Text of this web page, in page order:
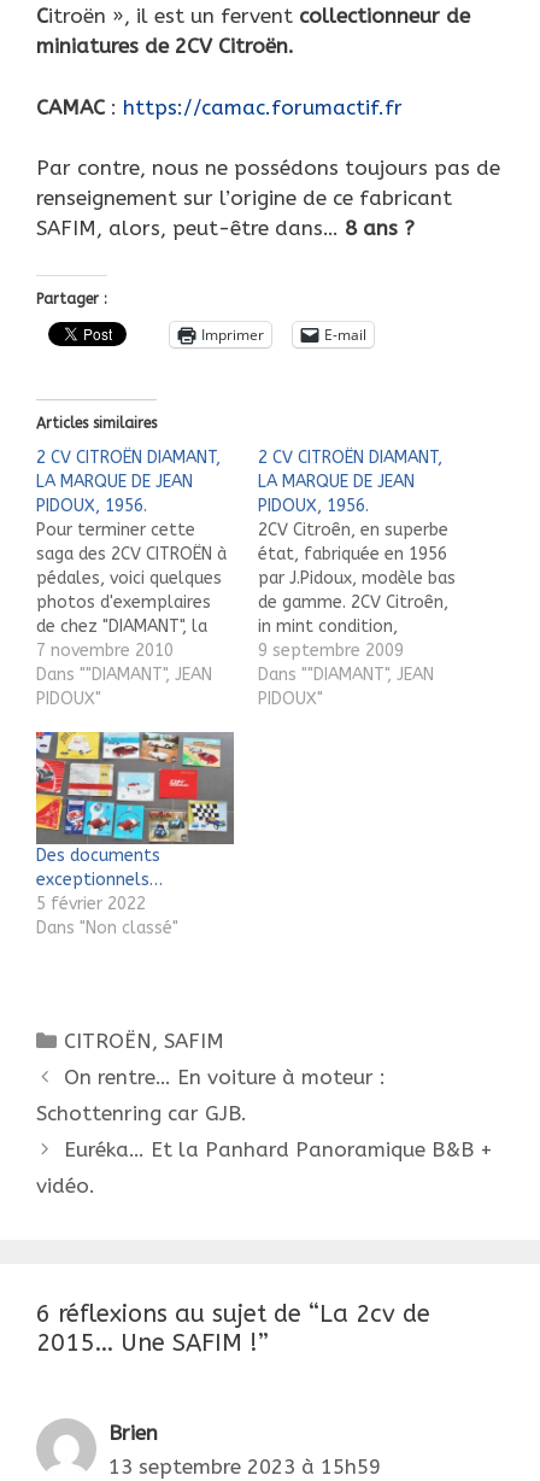
Citroën », il est un fervent collectionneur de
miniatures de 2CV Citroën.
CAMAC : https://camac.forumactif.fr
Par contre, nous ne possédons toujours pas de
renseignement sur l’origine de ce fabricant
SAFIM, alors, peut-être dans… 8 ans ?
Partager :
Imprimer E-mail
Articles similaires
2 CV CITROËN DIAMANT,
LA MARQUE DE JEAN
PIDOUX, 1956.
Pour terminer cette
saga des 2CV CITROËN à
pédales, voici quelques
photos d'exemplaires
de chez "DIAMANT", la
marque Biterroise de
JEAN PIDOUX. (avec et
sans phare).
7 novembre 2010
Dans ""DIAMANT", JEAN
PIDOUX"
2 CV CITROËN DIAMANT,
LA MARQUE DE JEAN
PIDOUX, 1956.
2CV Citroên, en superbe
état, fabriquée en 1956
par J.Pidoux, modèle bas
de gamme. 2CV Citroên,
in mint condition,
manufactured in 1956
by J.Pidoux, model
bottom-of-the-range
9 septembre 2009
Dans ""DIAMANT", JEAN
PIDOUX"
Des documents
exceptionnels…
5 février 2022
Dans "Non classé"
Catégories
CITROËN ,SAFIM
Navigation
des
On rentre… En voiture à moteur :
Schottenring car GJB.
Euréka… Et la Panhard Panoramique B&B +
vidéo.
6 réflexions au sujet de “La 2cv de
2015… Une SAFIM !”
Brien
13 septembre 2023 à 15h59